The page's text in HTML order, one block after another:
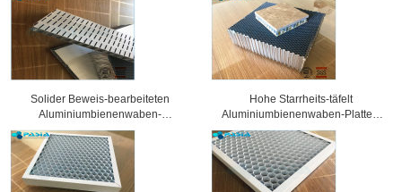
Solider Beweis-bearbeiteten
Aluminiumbienenwaben-
Sandwich-Platten
Oberflächenbehandlung
Hohe Starrheits-täfelt
Aluminiumbienenwaben-Platten,
Wabenkern 25 Millimeter Stärke-